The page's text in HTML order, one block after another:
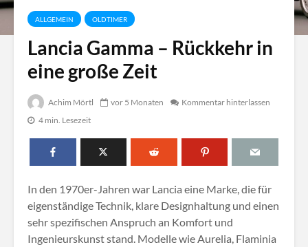
ALLGEMEIN OLDTIMER
Lancia Gamma – Rückkehr in
eine große Zeit
Achim Mörtl vor 5 Monaten
Kommentar hinterlassen
4 min. Lesezeit
In den 1970er-Jahren war Lancia eine Marke, die für
eigenständige Technik, klare Designhaltung und einen
sehr spezifischen Anspruch an Komfort und
Ingenieurskunst stand. Modelle wie Aurelia, Flaminia